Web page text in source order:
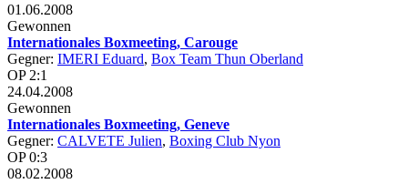
01.06.2008
Gewonnen
Internationales Boxmeeting, Carouge
Gegner: IMERI Eduard, Box Team Thun Oberland
OP 2:1
24.04.2008
Gewonnen
Internationales Boxmeeting, Geneve
Gegner: CALVETE Julien, Boxing Club Nyon
OP 0:3
08.02.2008